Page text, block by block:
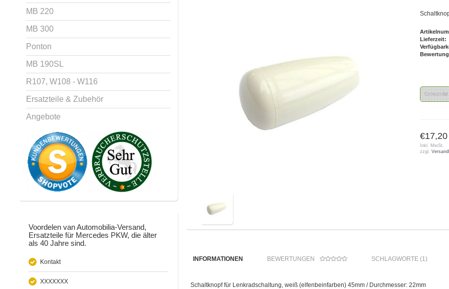
MB 220
MB 300
Ponton
MB 190SL
R107, W108 - W116
Ersatzteile & Zubehör
Angebote
Voordelen van Automobilia-Versand,
Ersatzteile für Mercedes PKW, die älter
als 40 Jahre sind.
Kontakt
XXXXXXX
Lieferzeit:
Gewinde
€17,20
Inkl. MwSt.
zzgl.
INFORMATIONEN BEWERTUNGEN SCHLAGWORTE (1)
Schaltknopf für Lenkradschaltung, weiß (elfenbeinfarben) 45mm / Durchmesser: 22mm